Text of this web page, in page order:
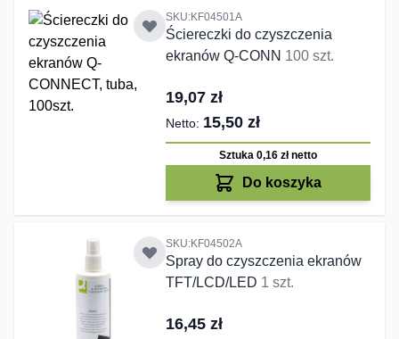
SKU:KF04501A
Ściereczki do czyszczenia
ekranów Q-CONN 100 szt.
19,07 zł
15,50 zł
Sztuka 0,16 złnetto
Do koszyka
SKU:KF04502A
Spray do czyszczenia ekranów
TFT/LCD/LED 1 szt.
16,45 zł